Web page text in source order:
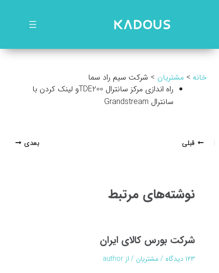
خانه مشتریان
شرکت سیم راد سما
راه اندازی مرکز سانترال TDE200و لینک کردن با
سانترال Grandstream
پیمایشقبلی بعدی
نوشته‌های مرتبط
شرکت بورس کالای ایران
۱۲۳ دیدگاه /مشتریان / از author